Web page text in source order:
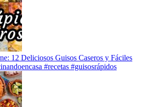
12 Deliciosos Guisos Caseros y Fáciles
#recetas #guisosrápidos